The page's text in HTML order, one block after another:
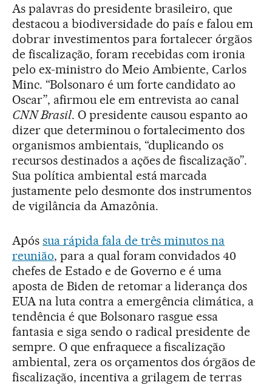
As palavras do presidente brasileiro, que
destacou a biodiversidade do país e falou em
dobrar investimentos para fortalecer órgãos
de fiscalização, foram recebidas com ironia
pelo ex-ministro do Meio Ambiente, Carlos
Minc. “Bolsonaro é um forte candidato ao
Oscar”, afirmou ele em entrevista ao canal
CNN Brasil. O presidente causou espanto ao
dizer que determinou o fortalecimento dos
organismos ambientais, “duplicando os
recursos destinados a ações de fiscalização”.
Sua política ambiental está marcada
justamente pelo desmonte dos instrumentos
de vigilância da Amazônia.
Após sua rápida fala de três minutos na
reunião, para a qual foram convidados 40
chefes de Estado e de Governo e é uma
aposta de Biden de retomar a liderança dos
EUA na luta contra a emergência climática, a
tendência é que Bolsonaro rasgue essa
fantasia e siga sendo o radical presidente de
sempre. O que enfraquece a fiscalização
ambiental, zera os orçamentos dos órgãos de
fiscalização, incentiva a grilagem de terras